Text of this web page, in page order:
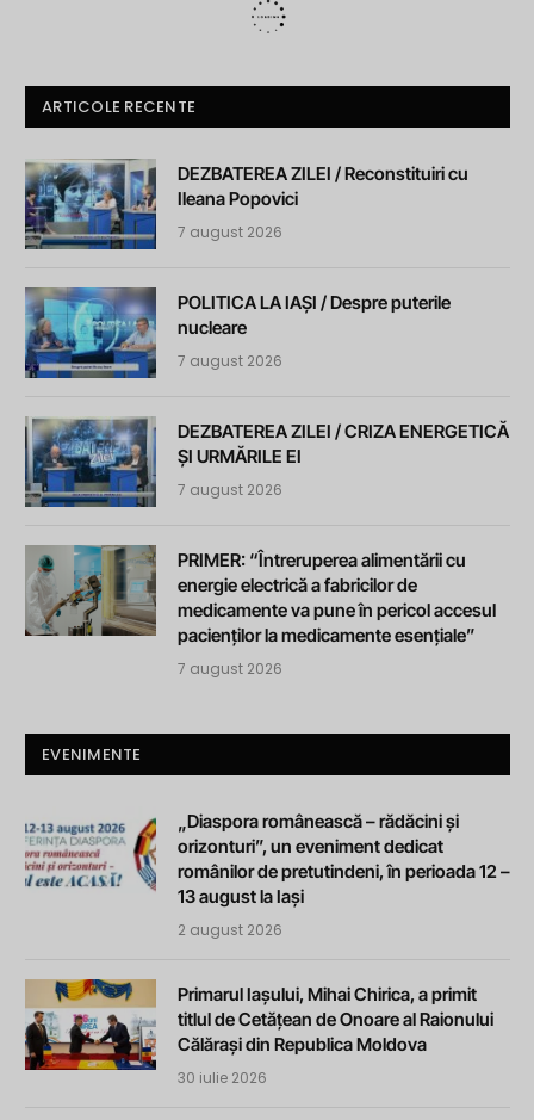
ARTICOLE RECENTE
DEZBATEREA ZILEI / Reconstituiri cu
Ileana Popovici
7 august 2026
POLITICA LA IAȘI / Despre puterile
nucleare
7 august 2026
DEZBATEREA ZILEI / CRIZA ENERGETICĂ
ȘI URMĂRILE EI
7 august 2026
PRIMER: “Întreruperea alimentării cu
energie electrică a fabricilor de
medicamente va pune în pericol accesul
pacienților la medicamente esențiale”
7 august 2026
EVENIMENTE
„Diaspora românească – rădăcini și
orizonturi”, un eveniment dedicat
românilor de pretutindeni, în perioada 12 –
13 august la Iași
2 august 2026
Primarul Iașului, Mihai Chirica, a primit
titlul de Cetățean de Onoare al Raionului
Călărași din Republica Moldova
30 iulie 2026